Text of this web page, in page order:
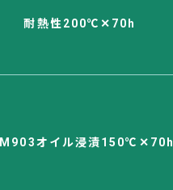
耐熱性200℃✕70h
オイル浸漬150℃✕70h